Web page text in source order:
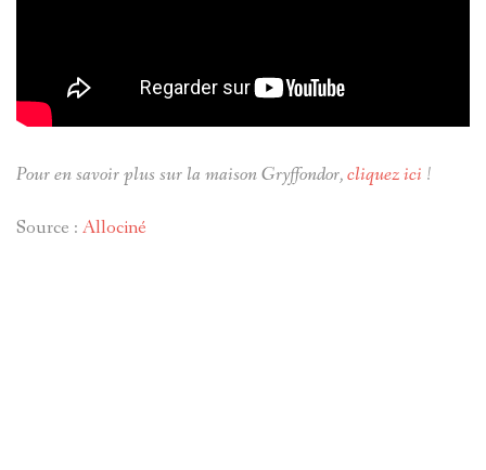
Pour en savoir plus sur la maison Gryffondor,cliquez ici !
Source : Allociné